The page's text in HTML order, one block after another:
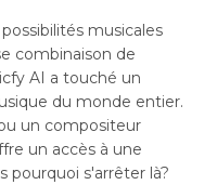
musicales
combinaison de
AI a touché un
du monde entier.
un compositeur
un accès à une
pourquoi s'arrêter là?